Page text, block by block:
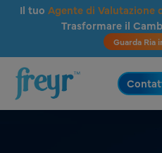
Salta al contenuto principale
Il tuo Agente di
Trasformare il
Guarda Ria
.